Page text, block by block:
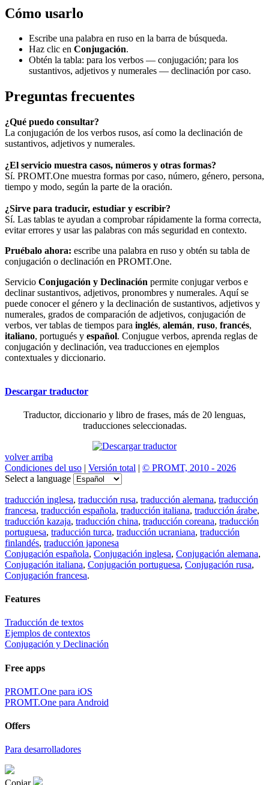
Cómo usarlo
Escribe una palabra en ruso en la barra de búsqueda.
Haz clic en Conjugación.
Obtén la tabla: para los verbos — conjugación; para los
sustantivos, adjetivos y numerales — declinación por caso.
Preguntas frecuentes
¿Qué puedo consultar?
La conjugación de los verbos rusos, así como la declinación de
sustantivos, adjetivos y numerales.
¿El servicio muestra casos, números y otras formas?
Sí. PROMT.One muestra formas por caso, número, género, persona,
tiempo y modo, según la parte de la oración.
¿Sirve para traducir, estudiar y escribir?
Sí. Las tablas te ayudan a comprobar rápidamente la forma correcta,
evitar errores y usar las palabras con más seguridad en contexto.
Pruébalo ahora: escribe una palabra en ruso y obtén su tabla de
conjugación o declinación en PROMT.One.
Servicio Conjugación y Declinación permite conjugar verbos e
declinar sustantivos, adjetivos, pronombres y numerales. Aquí se
puede conocer el género y la declinación de sustantivos, adjetivos y
numerales, grados de comparación de adjetivos, conjugación de
verbos, ver tablas de tiempos para inglés, alemán, ruso, francés,
italiano, portugués y español. Conjugue verbos, aprenda reglas de
conjugación y declinación, vea traducciones en ejemplos
contextuales y diccionario.
Descargar traductor
Traductor, diccionario y libro de frases, más de 20 lenguas,
traducciones seleccionadas.
volver arriba
Condiciones del uso | Versión total | © PROMT, 2010 - 2026
Select a language
traducción inglesa, traducción rusa, traducción alemana, traducción
francesa, traducción española, traducción italiana, traducción árabe,
traducción kazaja, traducción china, traducción coreana, traducción
portuguesa, traducción turca, traducción ucraniana, traducción
finlandés, traducción japonesa
Conjugación española, Conjugación inglesa, Conjugación alemana,
Conjugación italiana, Conjugación portuguesa, Conjugación rusa,
Conjugación francesa.
Features
Traducción de textos
Ejemplos de contextos
Conjugación y Declinación
Free apps
PROMT.One para iOS
PROMT.One para Android
Offers
Para desarrolladores